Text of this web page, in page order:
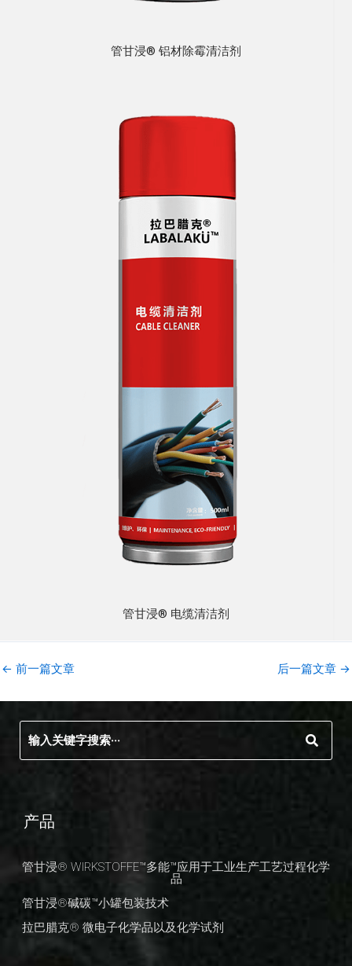
管甘浸® 铝材除霉清洁剂
管甘浸® 电缆清洁剂
← 前一篇文章 后一篇文章 →
产品
管甘浸® WIRKSTOFFE™多能™应用于工业生产工艺过程化学
品
管甘浸®碱碳™小罐包装技术
拉巴腊克® 微电子化学品以及化学试剂